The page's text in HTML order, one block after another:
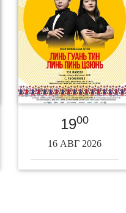
1900
16 АВГ 2026